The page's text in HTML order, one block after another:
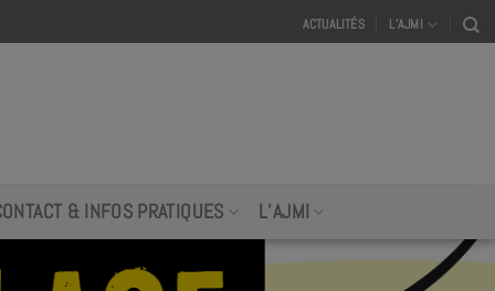
ACTUALITÉS L’AJMI
& INFOS PRATIQUES L’AJMI